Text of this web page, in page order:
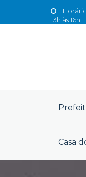
13h às 16h
Casa